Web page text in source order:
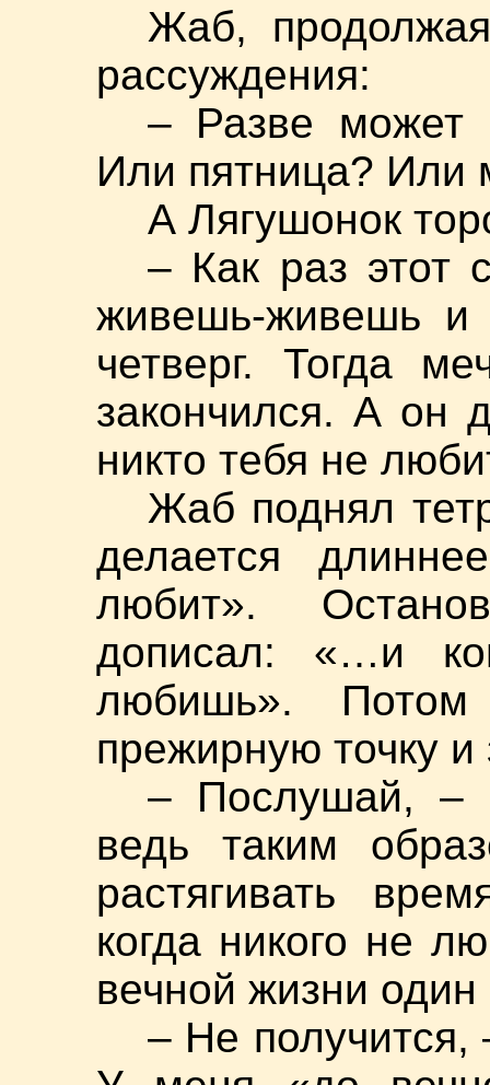
Жаб,
рассуждения:
– Разве может
Или пятница? Или
А Лягушонок
– Как раз этот
живешь-живешь и
четверг. Тогда
закончился. А он
никто тебя не
Жаб поднял
делается
любит».
дописал: «…и
любишь».
прежирную точку
– Послушай, –
ведь таким
растягивать
когда никого не
вечной жизни
– Не получится,